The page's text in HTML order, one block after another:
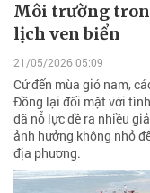
Môi trường
lịch ven biển
21/05/2026 05:09
Cứ đến mùa gió nam,
Đồng lại đối mặt với
đã nỗ lực đề ra nhiều
ảnh hưởng không nhỏ
địa phương.